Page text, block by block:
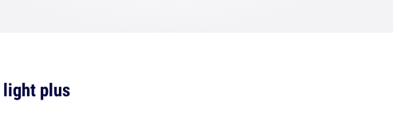
light plus